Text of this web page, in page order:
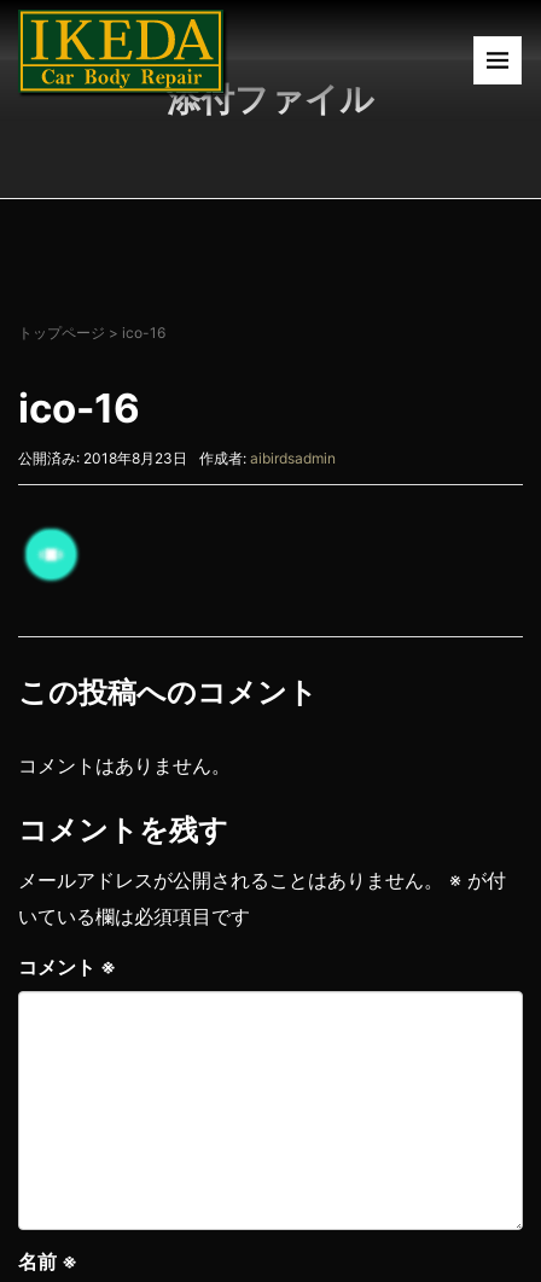
添付ファイル
トップページ > ico-16
ico-16
公開済み: 2018年8月23日 作成者: aibirdsadmin
この投稿へのコメント
コメントはありません。
コメントを残す
メールアドレスが公開されることはありません。 ※ が付
いている欄は必須項目です
コメント ※
名前 ※